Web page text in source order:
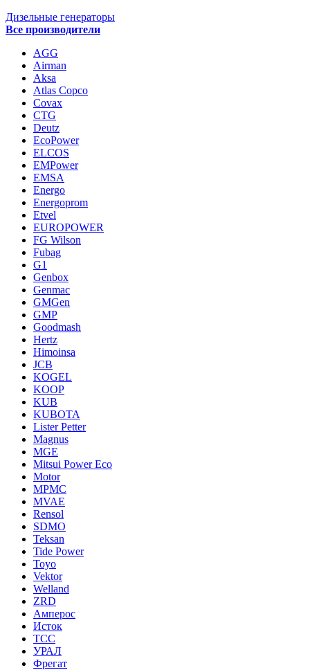
Дизельные генераторы
Все производители
AGG
Airman
Aksa
Atlas Copco
Covax
CTG
Deutz
EcoPower
ELCOS
EMPower
EMSA
Energo
Energoprom
Etvel
EUROPOWER
FG Wilson
Fubag
G1
Genbox
Genmac
GMGen
GMP
Goodmash
Hertz
Himoinsa
JCB
KOGEL
KOOP
KUB
KUBOTA
Lister Petter
Magnus
MGE
Mitsui Power Eco
Motor
MPMC
MVAE
Rensol
SDMO
Teksan
Tide Power
Toyo
Vektor
Welland
ZRD
Амперос
Исток
ТСС
УРАЛ
Фрегат